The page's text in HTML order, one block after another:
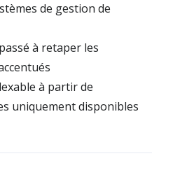
de gestion de
à retaper les
à partir de
uniquement disponibles